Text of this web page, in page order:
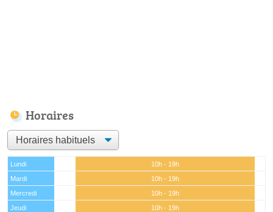
Horaires
Lundi
10h - 19h
Mardi
10h - 19h
Mercredi
10h - 19h
Jeudi
10h - 19h